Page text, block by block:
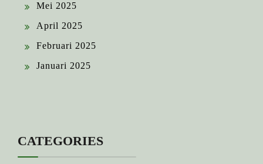
Mei 2025
April 2025
Februari 2025
Januari 2025
CATEGORIES